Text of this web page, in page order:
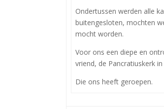
Ondertussen werden alle
buitengesloten, mochten
mocht worden.
Voor ons een diepe en
vriend, de Pancratiuskerk in
Die ons heeft geroepen.